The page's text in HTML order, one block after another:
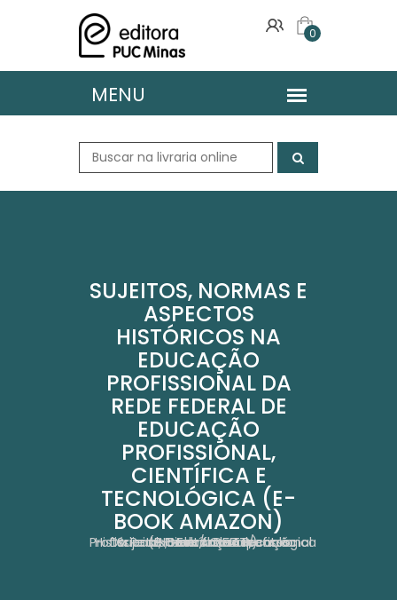
0
SUJEITOS, NORMAS E
ASPECTOS
HISTÓRICOS NA
EDUCAÇÃO
PROFISSIONAL DA
REDE FEDERAL DE
EDUCAÇÃO
PROFISSIONAL,
CIENTÍFICA E
TECNOLÓGICA (E-
BOOK AMAZON)
Home Obras
Sujeitos, Normas E Aspectos Históricos Na Educação Profissional Da Rede Federal De Educação Profissional, Científica E Tecnológica (E-Book Amazon)